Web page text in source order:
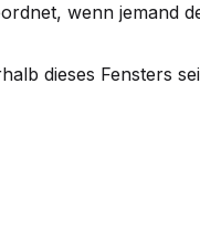
wenn jemand
dieses Fensters